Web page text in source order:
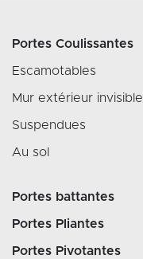
Portes Coulissantes
Escamotables
Mur extérieur invisible
Suspendues
Au sol
Portes battantes
Portes Pliantes
Portes Pivotantes